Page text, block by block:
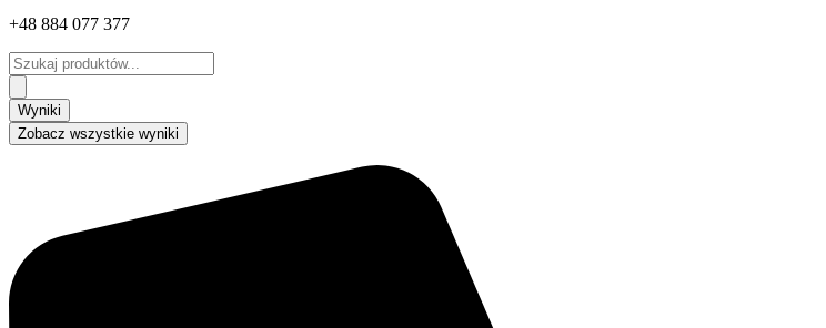
+48 884 077 377
Search
...
Wyniki
Zobacz wszystkie wyniki